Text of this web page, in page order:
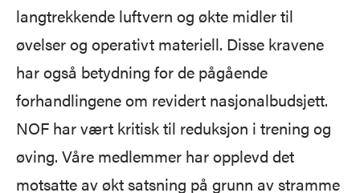
langtrekkende luftvern og økte midler til
øvelser og operativt materiell. Disse kravene
har også betydning for de pågående
forhandlingene om revidert nasjonalbudsjett.
NOF har vært kritisk til reduksjon i trening og
øving. Våre medlemmer har opplevd det
motsatte av økt satsning på grunn av stramme